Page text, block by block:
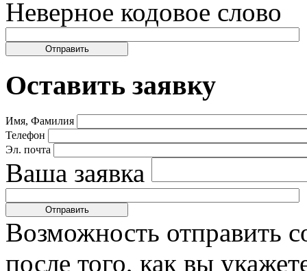
Неверное кодовое слово
Оставить заявку
Имя, Фамилия
Телефон
Эл. почта
Ваша заявка
Возможность отправить
после того, как вы